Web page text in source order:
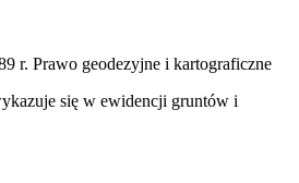
r. Prawo geodezyjne i kartograficzne
się w ewidencji gruntów i